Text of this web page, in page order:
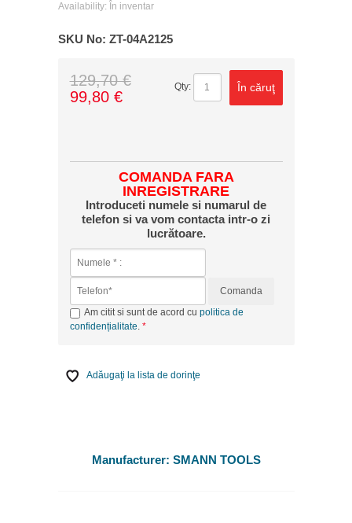
Availability: În inventar
SKU No: ZT-04A2125
129,70 €
99,80 €
Qty: În căruţ
COMANDA FARA
INREGISTRARE
Introduceti numele si numarul de
telefon si va vom contacta intr-o zi
lucrătoare.
Comanda
Am citit si sunt de acord cu politica de
confidențialitate.
Adăugaţi la lista de dorinţe
Manufacturer: SMANN TOOLS